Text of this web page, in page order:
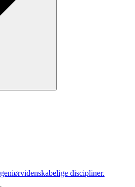
discipliner.